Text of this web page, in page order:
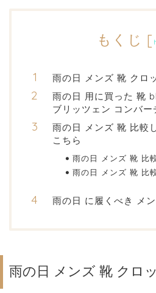
もくじ [
雨の日 メンズ 靴 クロ
雨の日 用に買った 靴
ブリッツェン コンバー
雨の日 メンズ 靴 比較
こちら
雨の日 メンズ 靴 比
雨の日 メンズ 靴 比
雨の日 に履くべき メ
雨の日 メンズ 靴 クロ